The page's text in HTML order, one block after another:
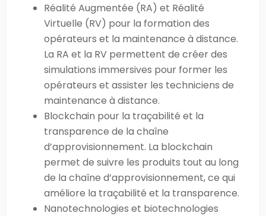
Réalité Augmentée (RA) et Réalité
Virtuelle (RV) pour la formation des
opérateurs et la maintenance à distance.
La RA et la RV permettent de créer des
simulations immersives pour former les
opérateurs et assister les techniciens de
maintenance à distance.
Blockchain pour la traçabilité et la
transparence de la chaîne
d’approvisionnement. La blockchain
permet de suivre les produits tout au long
de la chaîne d’approvisionnement, ce qui
améliore la traçabilité et la transparence.
Nanotechnologies et biotechnologies